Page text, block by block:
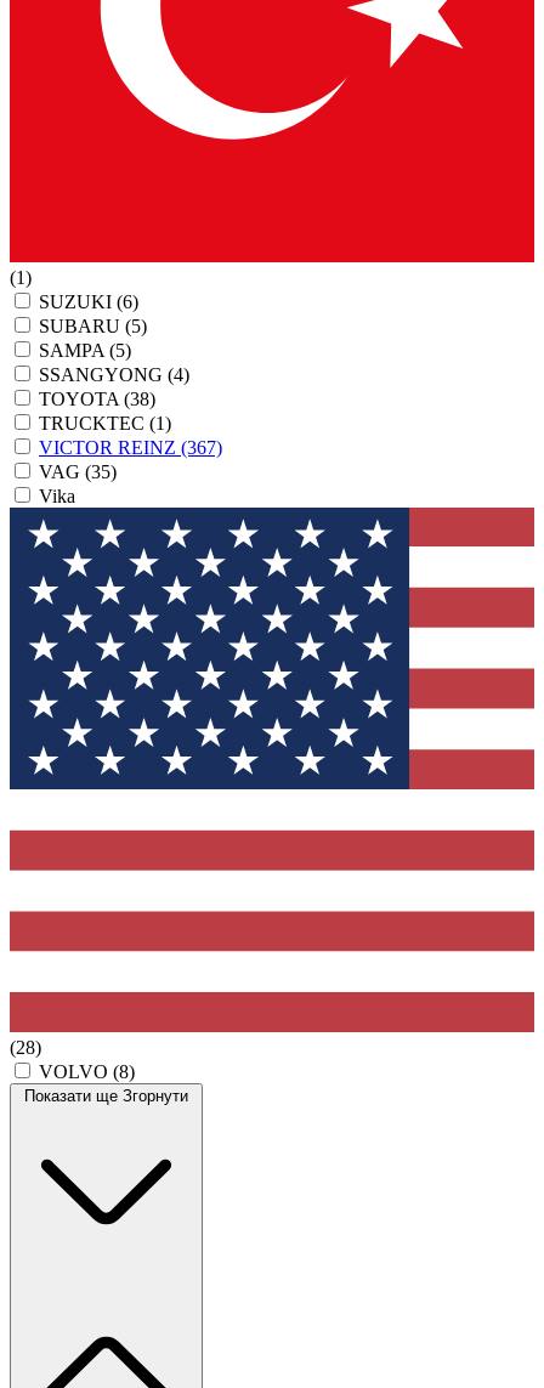
(1)
SUZUKI (6)
SUBARU (5)
SAMPA (5)
SSANGYONG (4)
TOYOTA (38)
TRUCKTEC (1)
VICTOR REINZ (367)
VAG (35)
Vika
(28)
VOLVO (8)
Показати ще Згорнути